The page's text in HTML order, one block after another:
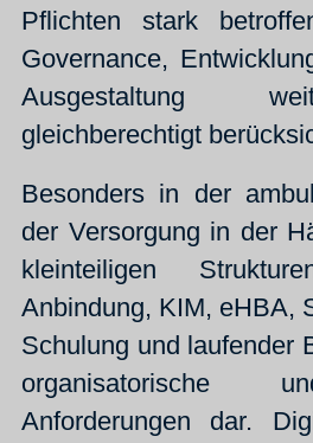
Pflichten stark
Governance,
Ausgestaltung
gleichberechtigt
Besonders in der
der Versorgung in der
kleinteiligen
Anbindung, KIM, eHBA,
Schulung und laufender
organisatorische
Anforderungen dar.